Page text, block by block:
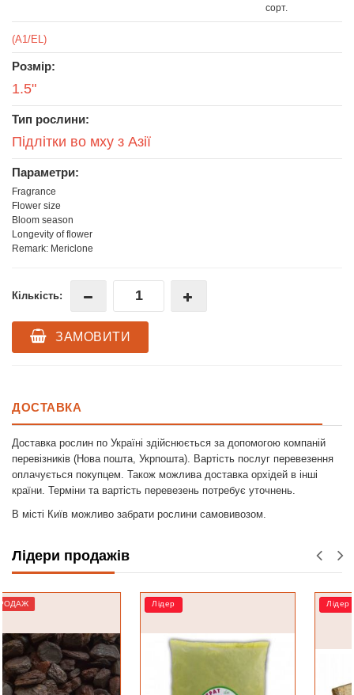
сорт.
(A1/EL)
Розмір:
1.5"
Тип рослини:
Підлітки во мху з Азії
Параметри:
Fragrance
Flower size
Bloom season
Longevity of flower
Remark: Mericlone
Кількість:
ЗАМОВИТИ
ДОСТАВКА
Доставка рослин по Україні здійснюється за допомогою компаній
перевізників (Нова пошта, Укрпошта). Вартість послуг перевезення
оплачується покупцем. Також можлива доставка орхідей в інші
країни. Терміни та вартість перевезень потребує уточнень.
В місті Київ можливо забрати рослини самовивозом.
Лідери продажів